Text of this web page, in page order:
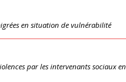
en situation de vulnérabilité
par les intervenants sociaux en